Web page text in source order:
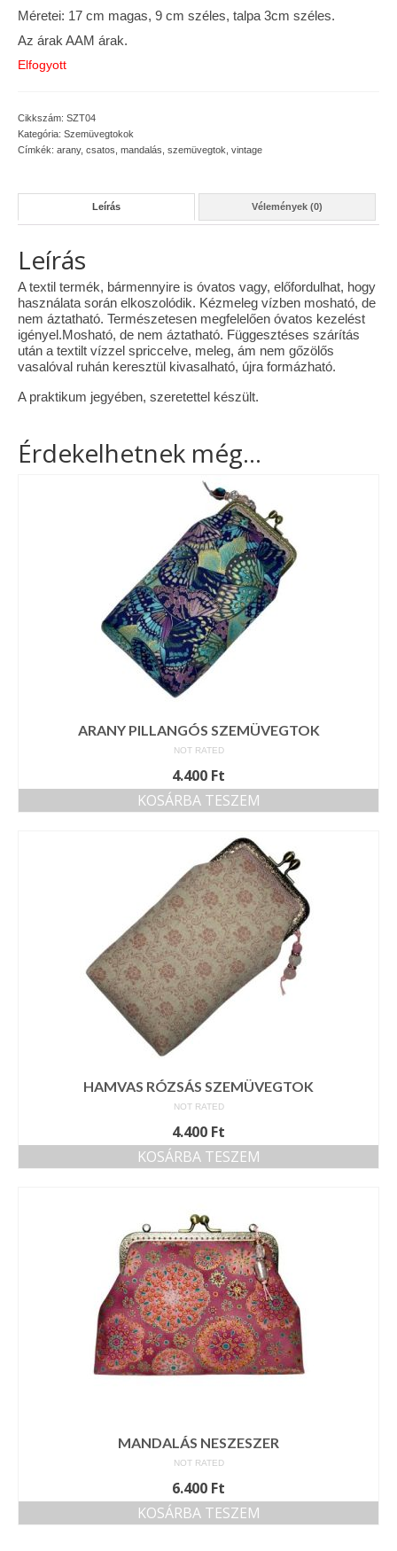
Alapanyagok, kellékek
Adatkezelési tájékoztató
Méretei: 17 cm magas, 9 cm széles, talpa 3cm széles.
Az árak AAM árak.
Elfogyott
Cikkszám: SZT04
Kategória: Szemüvegtokok
Címkék: arany, csatos mandalás szemüvegtok vintage
Leírás Vélemények (0)
Leírás
A textil termék, bármennyire is óvatos vagy, előfordulhat, hogy
használata során elkoszolódik. Kézmeleg vízben mosható, de
nem áztatható. Természetesen megfelelően óvatos kezelést
igényel.Mosható, de nem áztatható. Függesztéses szárítás
után a textilt vízzel spriccelve, meleg, ám nem gőzölős
vasalóval ruhán keresztül kivasalható, újra formázható.
A praktikum jegyében, szeretettel készült.
Érdekelhetnek még…
ARANY PILLANGÓS SZEMÜVEGTOK
NOT RATED
4.400 Ft
KOSÁRBA TESZEM
HAMVAS RÓZSÁS SZEMÜVEGTOK
NOT RATED
4.400 Ft
KOSÁRBA TESZEM
MANDALÁS NESZESZER
NOT RATED
6.400 Ft
KOSÁRBA TESZEM